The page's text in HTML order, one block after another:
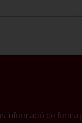
informació de forma